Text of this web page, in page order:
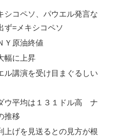
シコペソ、パウエル発言な
ず=メキシコペソ
Ｙ原油終値
幅に上昇
講演を受け目まぐるしい
平均は１３１ドル高 ナ
推移
上げを見送るとの見方が根